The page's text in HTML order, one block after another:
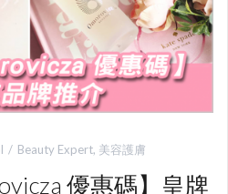
Beauty Expert, 美容護膚
優惠碼】皇牌